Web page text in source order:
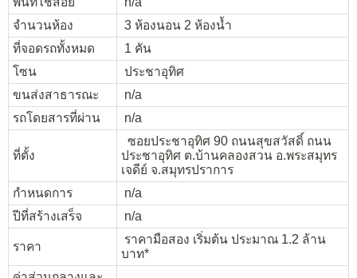
จำนวนห้อง
3 ห้องนอน 2 ห้องน้ำ
ที่จอดรถทั้งหมด
1 คัน
โซน
ประชาอุทิศ
ขนส่งสาธารณะ
n/a
รถโดยสารที่ผ่าน
n/a
ที่ตั้ง
ซอยประชาอุทิศ 90 ถนนสุขสวัสดิ์ ถนน
ประชาอุทิศ ต.บ้านคลองสวน อ.พระสมุทร
เจดีย์ จ.สมุทรปราการ
กำหนดการ
n/a
ปีที่สร้างเสร็จ
n/a
ราคา
ราคามือสอง เริ่มต้น ประมาณ 1.2 ล้าน
บาท*